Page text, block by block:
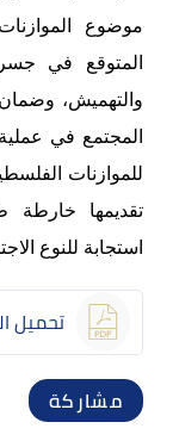
موضوع
المتوقع في جسر
والتهميش، وضمان
المجتمع في
للموازنات
تقديمها خارطة
استجابة للنوع
تحميل
مشاركة